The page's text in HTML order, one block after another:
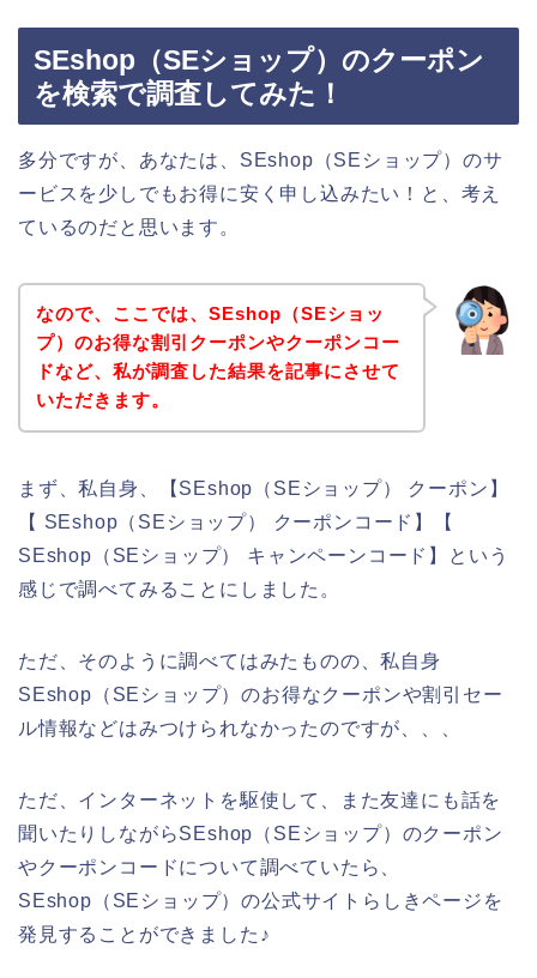
SEshop（SEショップ）のクーポン
を検索で調査してみた！
多分ですが、あなたは、SEshop（SEショップ）のサ
ービスを少しでもお得に安く申し込みたい！と、考え
ているのだと思います。
なので、ここでは、SEshop（SEショッ
プ）のお得な割引クーポンやクーポンコー
ドなど、私が調査した結果を記事にさせて
いただきます。
まず、私自身、【SEshop（SEショップ） クーポン】
【 SEshop（SEショップ） クーポンコード】【
SEshop（SEショップ） キャンペーンコード】という
感じで調べてみることにしました。
ただ、そのように調べてはみたものの、私自身
SEshop（SEショップ）のお得なクーポンや割引セー
ル情報などはみつけられなかったのですが、、、
ただ、インターネットを駆使して、また友達にも話を
聞いたりしながらSEshop（SEショップ）のクーポン
やクーポンコードについて調べていたら、
SEshop（SEショップ）の公式サイトらしきページを
発見することができました♪